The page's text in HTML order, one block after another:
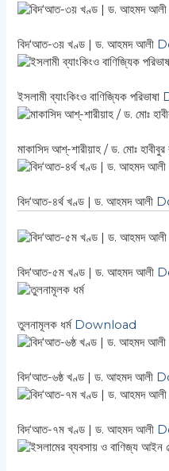
বিদ‘আত-৩য় খণ্ড | ড. আহমদ আলী
ইসলামী ব্যাংকিংও বাণিজ্যিক পরিভাষা
মাকাসিদ আশ্-শারীয়াহ / ড. মোঃ হাবীবুর
বিদ‘আত-৪র্থ খণ্ড | ড. আহমদ আলী
বিদ‘আত-৫ম খণ্ড | ড. আহমদ আলী
তুলনামূলক ধর্ম Download
বিদ‘আত-৬ষ্ঠ খণ্ড | ড. আহমদ আলী
বিদ‘আত-৭ম খণ্ড | ড. আহমদ আলী